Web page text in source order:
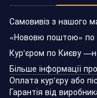
Самовивіз з нашого
«Нововю поштою» по
Кур'єром по Києву
Більше інформації
Оплата кур'єру або
Гарантія від